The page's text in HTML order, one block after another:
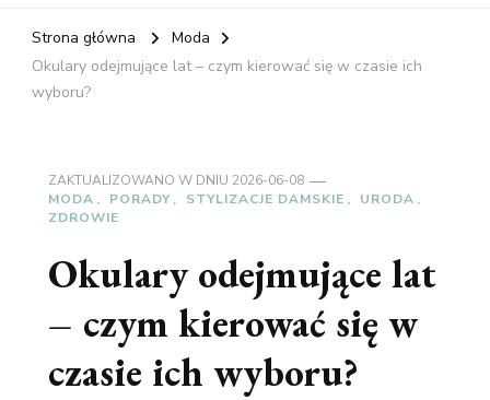
Strona główna
Moda
Okulary odejmujące lat – czym kierować się w czasie ich
wyboru?
ZAKTUALIZOWANO W DNIU 2026-06-08
MODA
PORADY STYLIZACJE DAMSKIE
URODA
ZDROWIE
Okulary odejmujące lat
– czym kierować się w
czasie ich wyboru?